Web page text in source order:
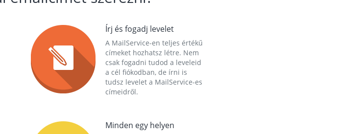
Írj és fogadj levelet
A MailService-en teljes értékű
címeket hozhatsz létre. Nem
csak fogadni tudod a leveleid
a cél fiókodban, de írni is
tudsz levelet a MailService-es
címeidről.
Minden egy helyen